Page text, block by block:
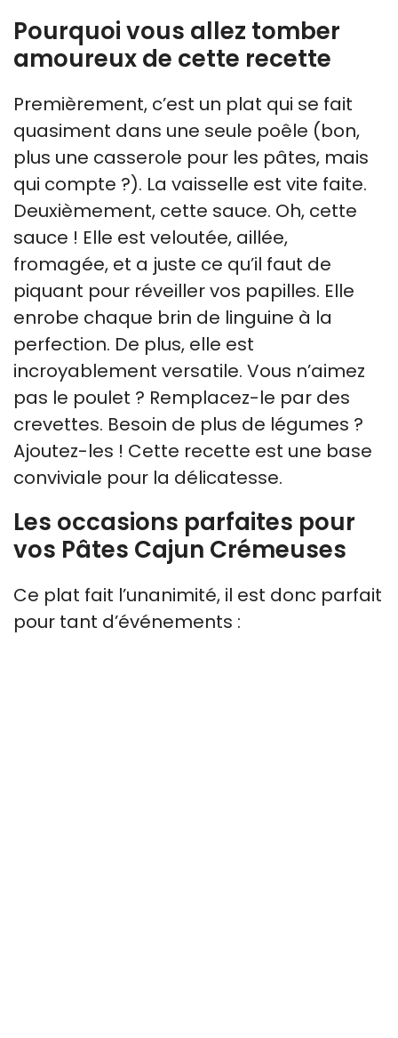
Pourquoi vous allez tomber
amoureux de cette recette
Premièrement, c’est un plat qui se fait
quasiment dans une seule poêle (bon,
plus une casserole pour les pâtes, mais
qui compte ?). La vaisselle est vite faite.
Deuxièmement, cette sauce. Oh, cette
sauce ! Elle est veloutée, aillée,
fromagée, et a juste ce qu’il faut de
piquant pour réveiller vos papilles. Elle
enrobe chaque brin de linguine à la
perfection. De plus, elle est
incroyablement versatile. Vous n’aimez
pas le poulet ? Remplacez-le par des
crevettes. Besoin de plus de légumes ?
Ajoutez-les ! Cette recette est une base
conviviale pour la délicatesse.
Les occasions parfaites pour
vos Pâtes Cajun Crémeuses
Ce plat fait l’unanimité, il est donc parfait
pour tant d’événements :